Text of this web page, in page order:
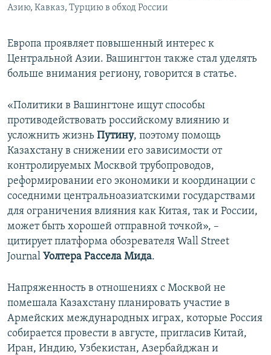
Азию, Кавказ, Турцию в обход России
Европа проявляет повышенный интерес к
Центральной Азии. Вашингтон также стал уделять
больше внимания региону, говорится в статье.
«Политики в Вашингтоне ищут способы
противодействовать российскому влиянию и
усложнить жизнь Путину, поэтому помощь
Казахстану в снижении его зависимости от
контролируемых Москвой трубопроводов,
реформировании его экономики и координации с
соседними центральноазиатскими государствами
для ограничения влияния как Китая, так и России,
может быть хорошей отправной точкой», –
цитирует платформа обозревателя Wall Street
Journal Уолтера Рассела Мида.
Напряженность в отношениях с Москвой не
помешала Казахстану планировать участие в
Армейских международных играх, которые Россия
собирается провести в августе, пригласив Китай,
Иран, Индию, Узбекистан, Азербайджан и